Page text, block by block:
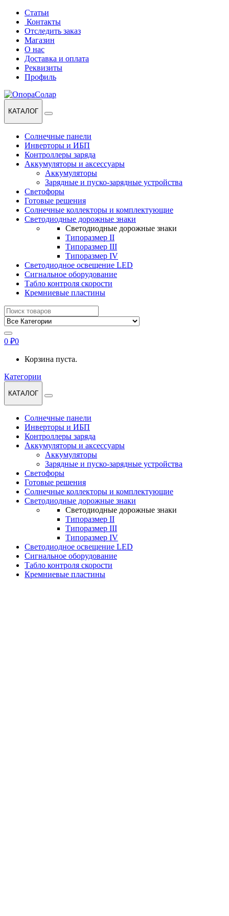
Перейти
навигации
Перейти
содержанию
Статьи
Контакты
Отследить заказ
Магазин
О нас
Доставка и оплата
Реквизиты
Профиль
КАТАЛОГ
Солнечные панели
Инверторы и ИБП
Контроллеры заряда
Аккумуляторы и аксессуары
Аккумуляторы
Зарядные и пуско-зарядные устройства
Светофоры
Готовые решения
Солнечные коллекторы и комплектующие
Светодиодные дорожные знаки
Светодиодные дорожные знаки
Типоразмер II
Типоразмер III
Типоразмер IV
Светодиодное освещение LED
Сигнальное оборудование
Табло контроля скорости
Кремниевые пластины
Найти:
0 ₽0
Корзина пуста.
Категории
КАТАЛОГ
Солнечные панели
Инверторы и ИБП
Контроллеры заряда
Аккумуляторы и аксессуары
Аккумуляторы
Зарядные и пуско-зарядные устройства
Светофоры
Готовые решения
Солнечные коллекторы и комплектующие
Светодиодные дорожные знаки
Светодиодные дорожные знаки
Типоразмер II
Типоразмер III
Типоразмер IV
Светодиодное освещение LED
Сигнальное оборудование
Табло контроля скорости
Кремниевые пластины